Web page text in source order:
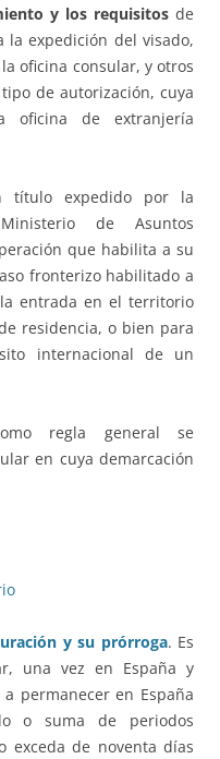
y los requisitosde
la expedición del visado,
oficina consular, y otros
de autorización, cuya
oficina de extranjería
título expedido por la
de Asuntos
que habilita a su
fronterizo habilitado a
entrada en el territorio
residencia, o bien para
internacional de un
regla general se
en cuya demarcación
y su prórroga. Es
una vez en España y
permanecer en España
o suma de periodos
exceda de noventa días